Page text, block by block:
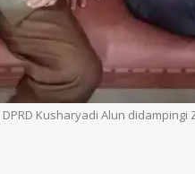
DPRD Kusharyadi Alun didampingi